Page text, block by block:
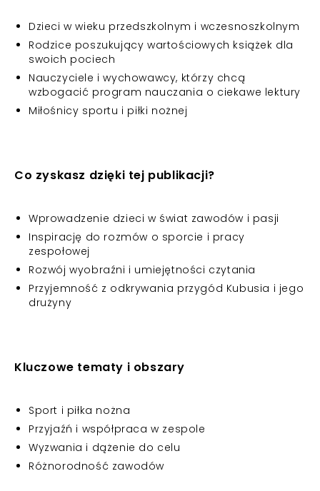
Dzieci w wieku przedszkolnym i wczesnoszkolnym
Rodzice poszukujący wartościowych książek dla
swoich pociech
Nauczyciele i wychowawcy, którzy chcą
wzbogacić program nauczania o ciekawe lektury
Miłośnicy sportu i piłki nożnej
Co zyskasz dzięki tej publikacji?
Wprowadzenie dzieci w świat zawodów i pasji
Inspirację do rozmów o sporcie i pracy
zespołowej
Rozwój wyobraźni i umiejętności czytania
Przyjemność z odkrywania przygód Kubusia i jego
drużyny
Kluczowe tematy i obszary
Sport i piłka nożna
Przyjaźń i współpraca w zespole
Wyzwania i dążenie do celu
Różnorodność zawodów